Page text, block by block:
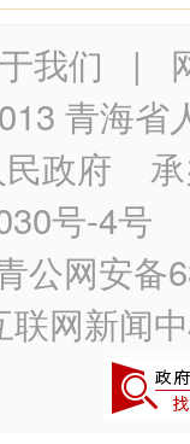
我们 |
青海省
政府 承
号-4号
公网安备
联网新闻